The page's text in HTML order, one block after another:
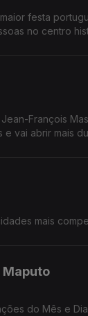
festa
no centro
François
e vai abrir mais
mais
Maputo
do Mês e